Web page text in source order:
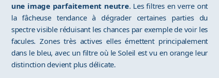
une image parfaitement neutre. Les filtres en verre ont
la fâcheuse tendance à dégrader certaines parties du
spectre visible réduisant les chances par exemple de voir les
facules. Zones très actives elles émettent principalement
dans le bleu, avec un filtre où le Soleil est vu en orange leur
distinction devient plus délicate.